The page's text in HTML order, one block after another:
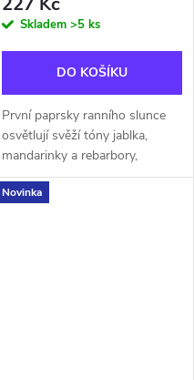
Skladem >5 ks
DO KOŠÍKU
První paprsky ranního slunce
osvětlují svěží tóny jablka,
mandarinky a rebarbory,
zahalené do intenzity bílých
květů a levandule, zatímco v
Novinka